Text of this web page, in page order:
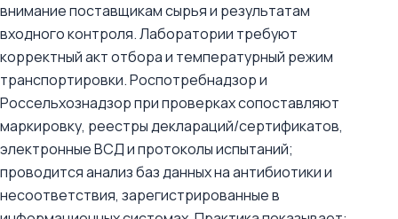
внимание поставщикам сырья и результатам
входного контроля. Лаборатории требуют
корректный акт отбора и температурный режим
транспортировки. Роспотребнадзор и
Россельхознадзор при проверках сопоставляют
маркировку, реестры деклараций/сертификатов,
электронные ВСД и протоколы испытаний;
проводится анализ баз данных на антибиотики и
несоответствия, зарегистрированные в